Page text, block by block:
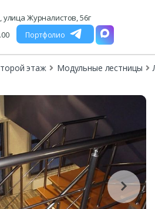
улица Журналистов, 56г
Портфолио
этаж Модульные лестницы